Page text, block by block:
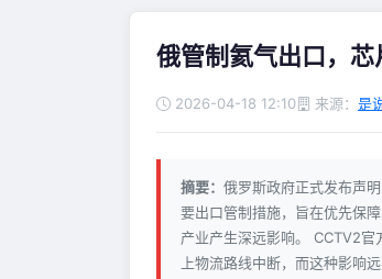
俄管制氦气出口，
2026-04-18 12:10 来源： 是
摘要： 俄罗斯政府正式发布声
要出口管制措施，旨在优先保
产业产生深远影响。 CCTV2
上物流路线中断，而这种影响